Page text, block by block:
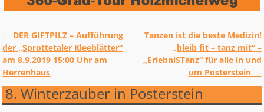
Artikelnavigation
← DER GIFTPILZ – Aufführung
der „Sprottetaler Kleeblätter“
am 8.9.2019 15:00 Uhr am
Herrenhaus
Tanzen ist die beste Medizin!
„bleib fit – tanz mit“ –
„ErlebniSTanz“ für alle in und
um Posterstein →
8. Winterzauber in Posterstein